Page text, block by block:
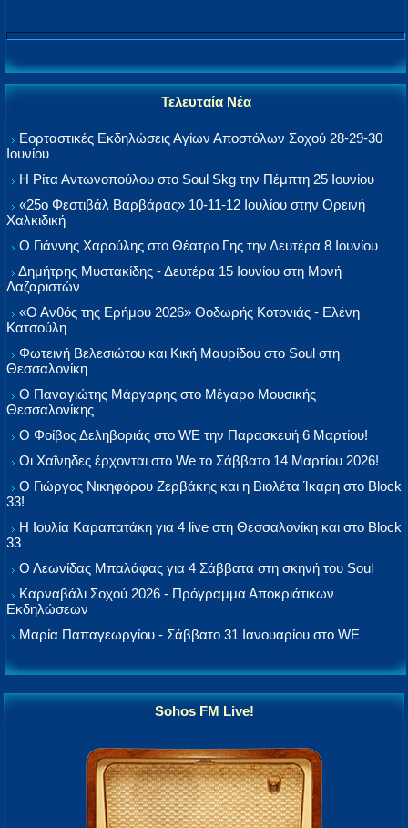
Τελευταία Νέα
Εορταστικές Εκδηλώσεις Αγίων Αποστόλων Σοχού 28-29-30
Ιουνίου
Η Ρίτα Αντωνοπούλου στο Soul Skg την Πέμπτη 25 Ιουνίου
«25ο Φεστιβάλ Βαρβάρας» 10-11-12 Ιουλίου στην Ορεινή
Χαλκιδική
Ο Γιάννης Χαρούλης στο Θέατρο Γης την Δευτέρα 8 Ιουνίου
Δημήτρης Μυστακίδης - Δευτέρα 15 Ιουνίου στη Μονή
Λαζαριστών
«Ο Ανθός της Ερήμου 2026» Θοδωρής Κοτονιάς - Ελένη
Κατσούλη
Φωτεινή Βελεσιώτου και Κική Μαυρίδου στο Soul στη
Θεσσαλονίκη
Ο Παναγιώτης Μάργαρης στο Μέγαρο Μουσικής
Θεσσαλονίκης
Ο Φοίβος Δεληβοριάς στο WE την Παρασκευή 6 Μαρτίου!
Οι Χαΐνηδες έρχονται στο We το Σάββατο 14 Μαρτίου 2026!
Ο Γιώργος Νικηφόρου Ζερβάκης και η Βιολέτα Ίκαρη στο Block
33!
Η Ιουλία Καραπατάκη για 4 live στη Θεσσαλονίκη και στο Block
33
Ο Λεωνίδας Μπαλάφας για 4 Σάββατα στη σκηνή του Soul
Καρναβάλι Σοχού 2026 - Πρόγραμμα Αποκριάτικων
Εκδηλώσεων
Μαρία Παπαγεωργίου - Σάββατο 31 Ιανουαρίου στο WE
Sohos FM Live!